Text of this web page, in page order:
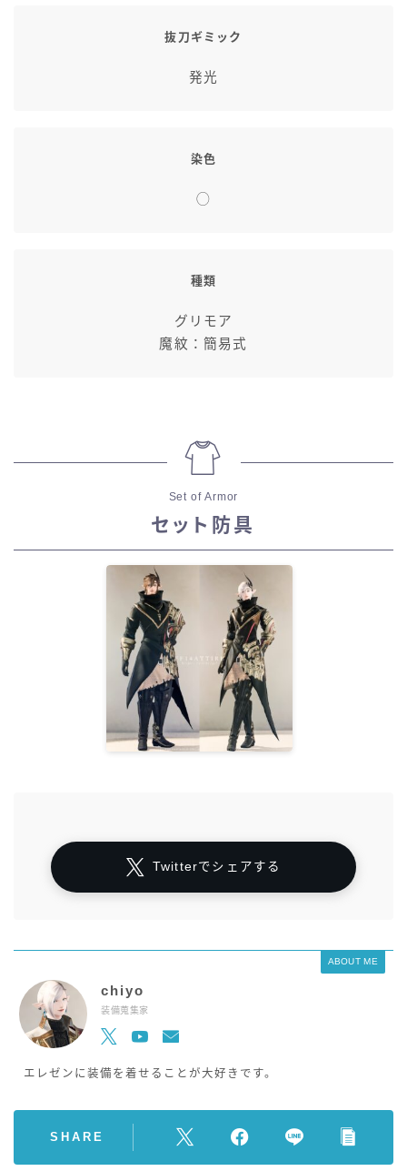
極シタデル・ボズヤ追憶戦
抜刀ギミック
発光
染色
◯
種類
グリモア
魔紋：簡易式
Set of Armor
セット防具
Twitterでシェアする
ABOUT ME
chiyo
装備蒐集家
エレゼンに装備を着せることが大好きです。
SHARE